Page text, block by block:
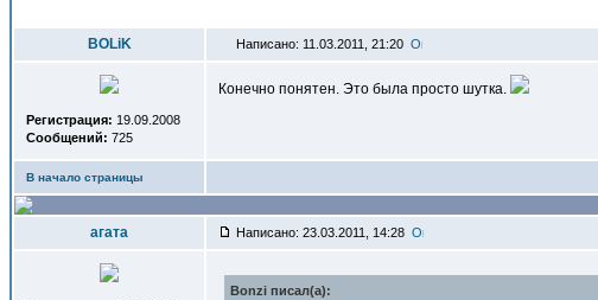
BOLiK Написано: 11.03.2011, 21:20
Регистрация: 19.09.2008
Сообщений: 725
Конечно понятен. Это была просто шутка.
В начало страницы
агата Написано: 23.03.2011, 14:28
Bonzi писал(a):